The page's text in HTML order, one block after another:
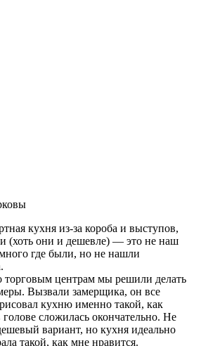
кухня из-за короба и выступов,
(хоть они и дешевле) — это не наш
где были, но не нашли
торговым центрам мы решили делать
Вызвали замерщика, он все
кухню именно такой, как
голове сложилась окончательно. Не
вариант, но кухня идеально
такой, как мне нравится.